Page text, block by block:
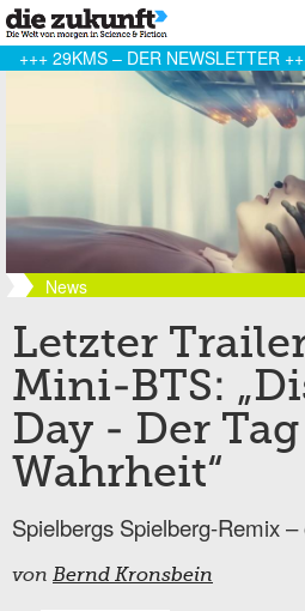
+++ 29KMS – DER NEWSLETTER
News
Letzter
Mini-BTS:
Day - Der
Wahrheit“
Spielbergs Spielberg-Remix
von Bernd Kronsbein